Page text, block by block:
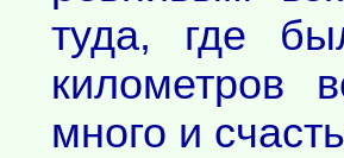
туда, где
километров
много и